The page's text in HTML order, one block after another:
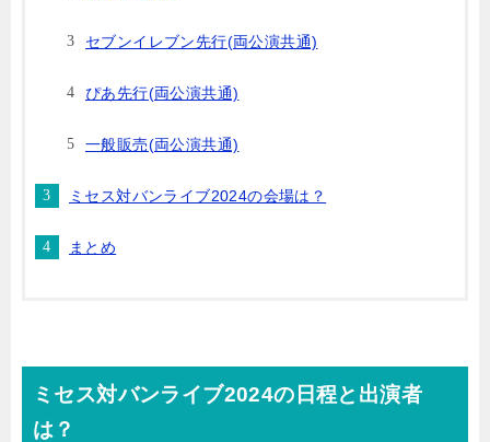
セブンイレブン先行(両公演共通)
ぴあ先行(両公演共通)
一般販売(両公演共通)
ミセス対バンライブ2024の会場は？
まとめ
ミセス対バンライブ2024の日程と出演者
は？